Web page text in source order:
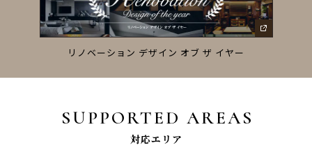
リノベーション デザイン オブ ザ イヤー
SUPPORTED AREAS
対応エリア